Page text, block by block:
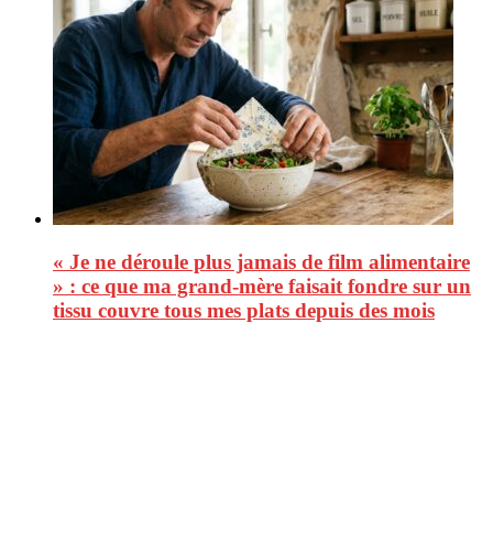
« Je ne déroule plus jamais de film alimentaire
» : ce que ma grand-mère faisait fondre sur un
tissu couvre tous mes plats depuis des mois